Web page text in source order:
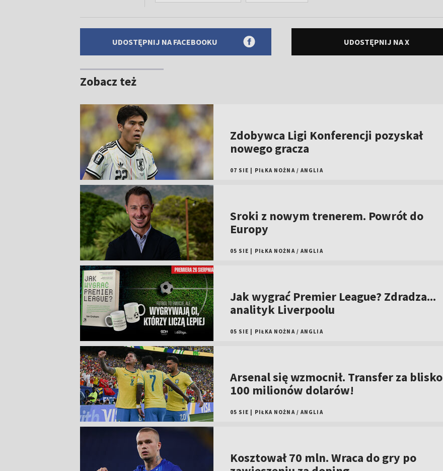
UDOSTĘPNIJ NA FACEBOOKU UDOSTĘPNIJ NA X
Zobacz też
Zdobywca Ligi Konferencji pozyskał
nowego gracza
07 SIE PIŁKA NOŻNA / ANGLIA
Sroki z nowym trenerem. Powrót do
Europy
05 SIE PIŁKA NOŻNA / ANGLIA
Jak wygrać Premier League? Zdradza...
analityk Liverpoolu
05 SIE PIŁKA NOŻNA / ANGLIA
Arsenal się wzmocnił. Transfer za blisko
100 milionów dolarów!
05 SIE PIŁKA NOŻNA / ANGLIA
Kosztował 70 mln. Wraca do gry po